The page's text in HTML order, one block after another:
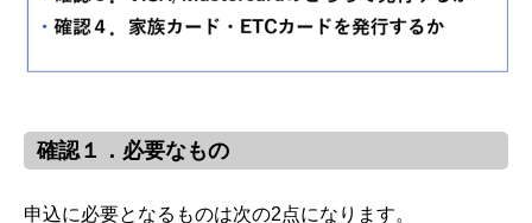
確認１．必要なもの
申込に必要となるものは次の2点になります。